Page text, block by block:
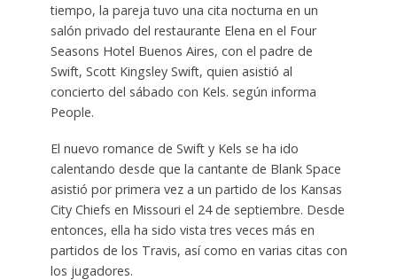
tiempo, la pareja tuvo una cita nocturna en un
salón privado del restaurante Elena en el Four
Seasons Hotel Buenos Aires, con el padre de
Swift, Scott Kingsley Swift, quien asistió al
concierto del sábado con Kels. según informa
People.
El nuevo romance de Swift y Kels se ha ido
calentando desde que la cantante de Blank Space
asistió por primera vez a un partido de los Kansas
City Chiefs en Missouri el 24 de septiembre. Desde
entonces, ella ha sido vista tres veces más en
partidos de los Travis, así como en varias citas con
los jugadores.